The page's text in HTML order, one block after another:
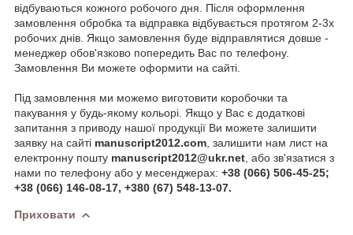
відбуваються кожного робочого дня. Після оформлення
замовлення обробка та відправка відбувається протягом 2-3х
робочих днів. Якщо замовлення буде відправлятися довше -
менеджер обов'язково попередить Вас по телефону.
Замовлення Ви можете оформити на сайті.
Під замовлення ми можемо виготовити коробочки та
пакування у будь-якому кольорі. Якщо у Вас є додаткові
запитання з приводу нашої продукції Ви можете залишити
заявку на сайті manuscript2012.com , залишити нам лист на
електронну пошту manuscript2012@ukr.net , або зв'язатися з
нами по телефону або у месенджерах: +38 (066) 506-45-25;
+38 (066) 146-08-17, +380 (67) 548-13-07.
Приховати